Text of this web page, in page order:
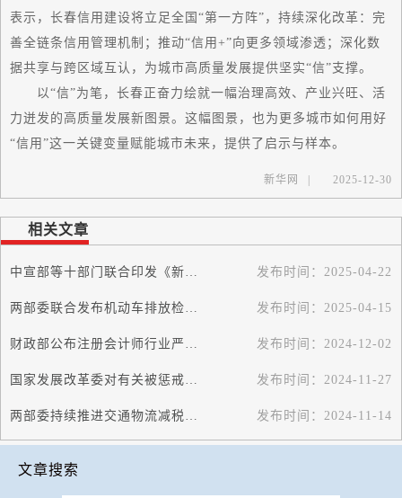
表示，长春信用建设将立足全国“第一方阵”，持续深化改革：完
善全链条信用管理机制；推动“信用+”向更多领域渗透；深化数
据共享与跨区域互认，为城市高质量发展提供坚实“信”支撑。
以“信”为笔，长春正奋力绘就一幅治理 高效、产业兴旺、活
力迸发的高质量发展新图景。这幅图景，也为更多城市如何用好
“信用”这一关键变量赋能城市未来，提供了启示与样本。
新华网 2025-12-30
相关文章
中宣部等十部门联合印发《新时代职业道德建设实施纲要》 发布时间： 2025-04-22
两部委联合发布机动车排放检验造假情节严重判定标准 发布时间： 2025-04-15
财政部公布注册会计师行业严重失信主体名单管理办法 发布时间： 2024-12-02
国家发展改革委对有关被惩戒对象采取信用惩戒措施 发布时间： 2024-11-27
两部委持续推进交通物流减税降费 发布时间： 2024-11-14
文章搜索